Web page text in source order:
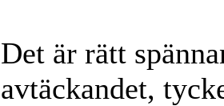
Det är rätt
avtäckandet,